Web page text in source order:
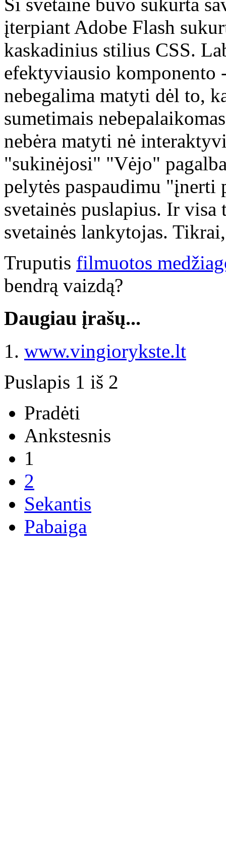
įterpiant Adobe Flash
kaskadinius stilius CSS.
efektyviausio komponento
nebegalima matyti dėl to,
sumetimais
nebėra matyti nė
"sukinėjosi" "Vėjo"
pelytės paspaudimu
svetainės puslapius. Ir
svetainės lankytojas.
Truputis filmuotos
bendrą vaizdą?
Daugiau įrašų...
www.vingiorykste.lt
Puslapis 1 iš 2
Pradėti
Ankstesnis
1
2
Sekantis
Pabaiga